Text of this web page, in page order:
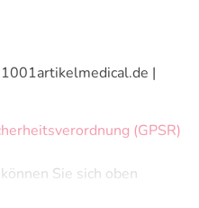
|
(GPSR)
können Sie sich oben